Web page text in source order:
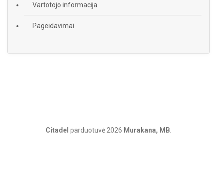
Vartotojo informacija
Pageidavimai
Citadel parduotuvė 2026 Murakana, MB